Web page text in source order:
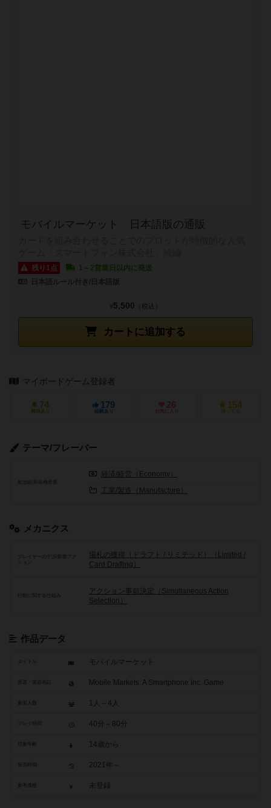
モバイルマーケット 日本語版の通販
残り1点
1～2営業日以内に発送
カートに追加する
¥5,500 （税込）
マイボードゲーム登録者
74
興味あり
179
経験あり
26
お気に入り
154
持ってる
テーマ/フレーバー
政治経済/各種産業
経済/経営（Economy）
工業/製造（Manufacture）
メカニクス
プレイヤーの干渉/影響アク
場札の獲得（ドラフト / リミテッド）（Limited /
Card Drafting）
行動に関する仕組み
アクション事前決定（Simultaneous Action
Selection）
作品データ
タイトル モバイルマーケット
Mobile Markets: A Smartphone Inc. Game
参加人数 1人～4人
40分～80分
14歳から
2021年～
未登録